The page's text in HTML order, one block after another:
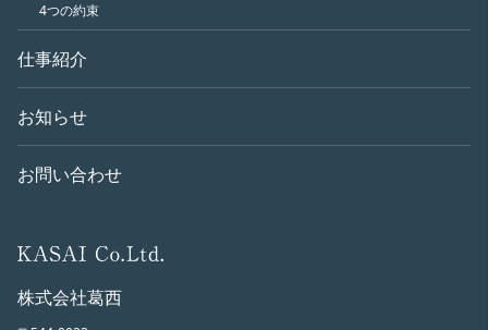
株式会社葛西
4つの約束
仕事紹介
お知らせ
お問い合わせ